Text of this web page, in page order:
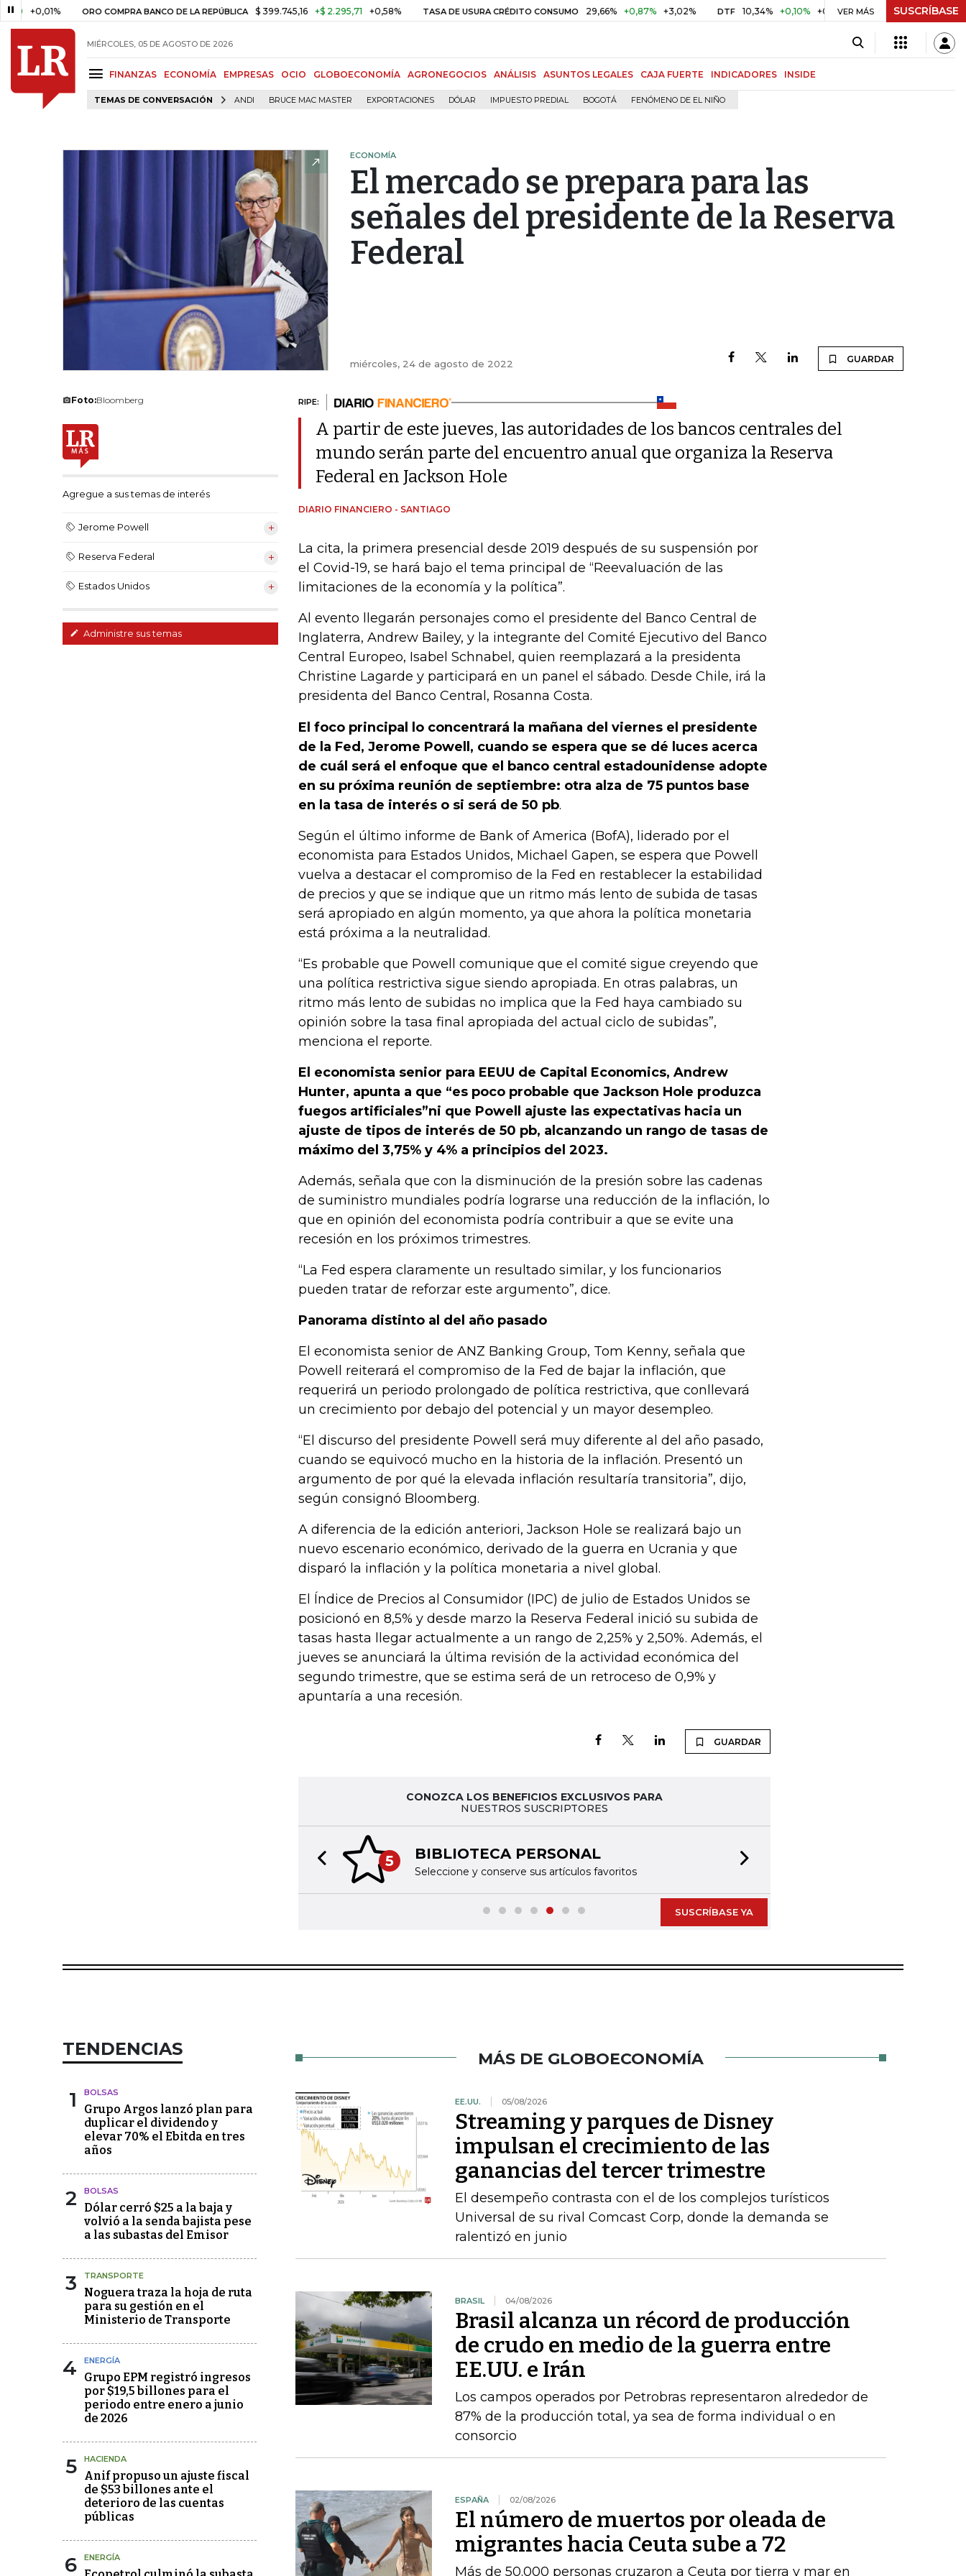
ORO COMPRA BANCO DE LA REPÚBLICA $ 399.745,16 +$ 2.295,71 +0,58% TASA DE USURA CRÉDITO CONSUMO 29,66% +0,87% +3,02% DTF 10,34% +0,10% +0,98% UVR $ 416,81 +$ 0,05 +0,01%
VER MÁS SUSCRÍBASE
MIÉRCOLES, 05 DE AGOSTO DE 2026
FINANZAS ECONOMÍA EMPRESAS OCIO GLOBOECONOMÍA AGRONEGOCIOS ANÁLISIS ASUNTOS LEGALES CAJA FUERTE INDICADORES INSIDE
TEMAS DE CONVERSACIÓN ANDI BRUCE MAC MASTER EXPORTACIONES DÓLAR IMPUESTO PREDIAL BOGOTÁ FENÓMENO DE EL NIÑO
ECONOMÍA
El mercado se prepara para las
señales del presidente de la Reserva
Federal
miércoles, 24 de agosto de 2022 GUARDAR
Foto:Bloomberg
Agregue a sus temas de interés
Jerome Powell
Reserva Federal
Estados Unidos
Administre sus temas
RIPE:
A partir de este jueves, las autoridades de los bancos centrales del
mundo serán parte del encuentro anual que organiza la Reserva
Federal en Jackson Hole
DIARIO FINANCIERO - SANTIAGO
La cita, la primera presencial desde 2019 después de su suspensión por
el Covid-19, se hará bajo el tema principal de “Reevaluación de las
limitaciones de la economía y la política”.
Al evento llegarán personajes como el presidente del Banco Central de
Inglaterra, Andrew Bailey, y la integrante del Comité Ejecutivo del Banco
Central Europeo, Isabel Schnabel, quien reemplazará a la presidenta
Christine Lagarde y participará en un panel el sábado. Desde Chile, irá la
presidenta del Banco Central, Rosanna Costa.
El foco principal lo concentrará la mañana del viernes el presidente
de la Fed, Jerome Powell, cuando se espera que se dé luces acerca
de cuál será el enfoque que el banco central estadounidense adopte
en su próxima reunión de septiembre: otra alza de 75 puntos base
en la tasa de interés o si será de 50 pb.
Según el último informe de Bank of America (BofA), liderado por el
economista para Estados Unidos, Michael Gapen, se espera que Powell
vuelva a destacar el compromiso de la Fed en restablecer la estabilidad
de precios y que se indique que un ritmo más lento de subida de tasas
será apropiado en algún momento, ya que ahora la política monetaria
está próxima a la neutralidad.
“Es probable que Powell comunique que el comité sigue creyendo que
una política restrictiva sigue siendo apropiada. En otras palabras, un
ritmo más lento de subidas no implica que la Fed haya cambiado su
opinión sobre la tasa final apropiada del actual ciclo de subidas”,
menciona el reporte.
El economista senior para EEUU de Capital Economics, Andrew
Hunter, apunta a que “es poco probable que Jackson Hole produzca
fuegos artificiales”ni que Powell ajuste las expectativas hacia un
ajuste de tipos de interés de 50 pb, alcanzando un rango de tasas de
máximo del 3,75% y 4% a principios del 2023.
Además, señala que con la disminución de la presión sobre las cadenas
de suministro mundiales podría lograrse una reducción de la inflación, lo
que en opinión del economista podría contribuir a que se evite una
recesión en los próximos trimestres.
“La Fed espera claramente un resultado similar, y los funcionarios
pueden tratar de reforzar este argumento”, dice.
Panorama distinto al del año pasado
El economista senior de ANZ Banking Group, Tom Kenny, señala que
Powell reiterará el compromiso de la Fed de bajar la inflación, que
requerirá un periodo prolongado de política restrictiva, que conllevará
un crecimiento por debajo del potencial y un mayor desempleo.
“El discurso del presidente Powell será muy diferente al del año pasado,
cuando se equivocó mucho en la historia de la inflación. Presentó un
argumento de por qué la elevada inflación resultaría transitoria”, dijo,
según consignó Bloomberg.
A diferencia de la edición anteriori, Jackson Hole se realizará bajo un
nuevo escenario económico, derivado de la guerra en Ucrania y que
disparó la inflación y la política monetaria a nivel global.
El Índice de Precios al Consumidor (IPC) de julio de Estados Unidos se
posicionó en 8,5% y desde marzo la Reserva Federal inició su subida de
tasas hasta llegar actualmente a un rango de 2,25% y 2,50%. Además, el
jueves se anunciará la última revisión de la actividad económica del
segundo trimestre, que se estima será de un retroceso de 0,9% y
apuntaría a una recesión.
GUARDAR
CONOZCA LOS BENEFICIOS EXCLUSIVOS PARA
NUESTROS SUSCRIPTORES
5 BIBLIOTECA PERSONAL
Seleccione y conserve sus artículos favoritos
Previous slide
SUSCRÍBASE YA
TENDENCIAS
1 BOLSAS
Grupo Argos lanzó plan para
duplicar el dividendo y
elevar 70% el Ebitda en tres
años
2 BOLSAS
Dólar cerró $25 a la baja y
volvió a la senda bajista pese
a las subastas del Emisor
3 TRANSPORTE
Noguera traza la hoja de ruta
para su gestión en el
Ministerio de Transporte
4 ENERGÍA
Grupo EPM registró ingresos
por $19,5 billones para el
periodo entre enero a junio
de 2026
5 HACIENDA
Anif propuso un ajuste fiscal
de $53 billones ante el
deterioro de las cuentas
públicas
6 ENERGÍA
MÁS DE GLOBOECONOMÍA
EE.UU. 05/08/2026
Streaming y parques de Disney
impulsan el crecimiento de las
ganancias del tercer trimestre
El desempeño contrasta con el de los complejos turísticos
Universal de su rival Comcast Corp, donde la demanda se
ralentizó en junio
BRASIL 04/08/2026
Brasil alcanza un récord de producción
de crudo en medio de la guerra entre
EE.UU. e Irán
Los campos operados por Petrobras representaron alrededor de
87% de la producción total, ya sea de forma individual o en
consorcio
ESPAÑA 02/08/2026
El número de muertos por oleada de
migrantes hacia Ceuta sube a 72
Más de 50.000 personas cruzaron a Ceuta por tierra y mar en